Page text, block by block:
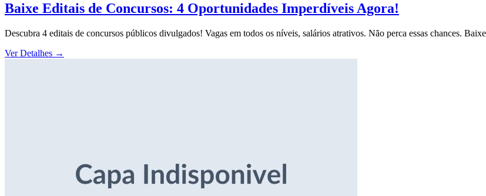
Baixe Editais de Concursos: 4 Oportunidades Imperdíveis Agora!
Descubra 4 editais de concursos públicos divulgados! Vagas em todos os níveis, salários atrativos. Não perca essas chances.
Ver Detalhes →